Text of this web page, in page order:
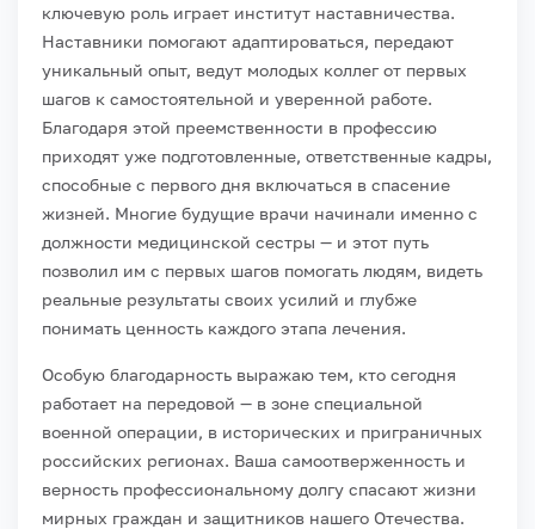
ключевую роль играет институт наставничества.
Наставники помогают адаптироваться, передают
уникальный опыт, ведут молодых коллег от первых
шагов к самостоятельной и уверенной работе.
Благодаря этой преемственности в профессию
приходят уже подготовленные, ответственные кадры,
способные с первого дня включаться в спасение
жизней. Многие будущие врачи начинали именно с
должности медицинской сестры — и этот путь
позволил им с первых шагов помогать людям, видеть
реальные результаты своих усилий и глубже
понимать ценность каждого этапа лечения.
Особую благодарность выражаю тем, кто сегодня
работает на передовой — в зоне специальной
военной операции, в исторических и приграничных
российских регионах. Ваша самоотверженность и
верность профессиональному долгу спасают жизни
мирных граждан и защитников нашего Отечества.